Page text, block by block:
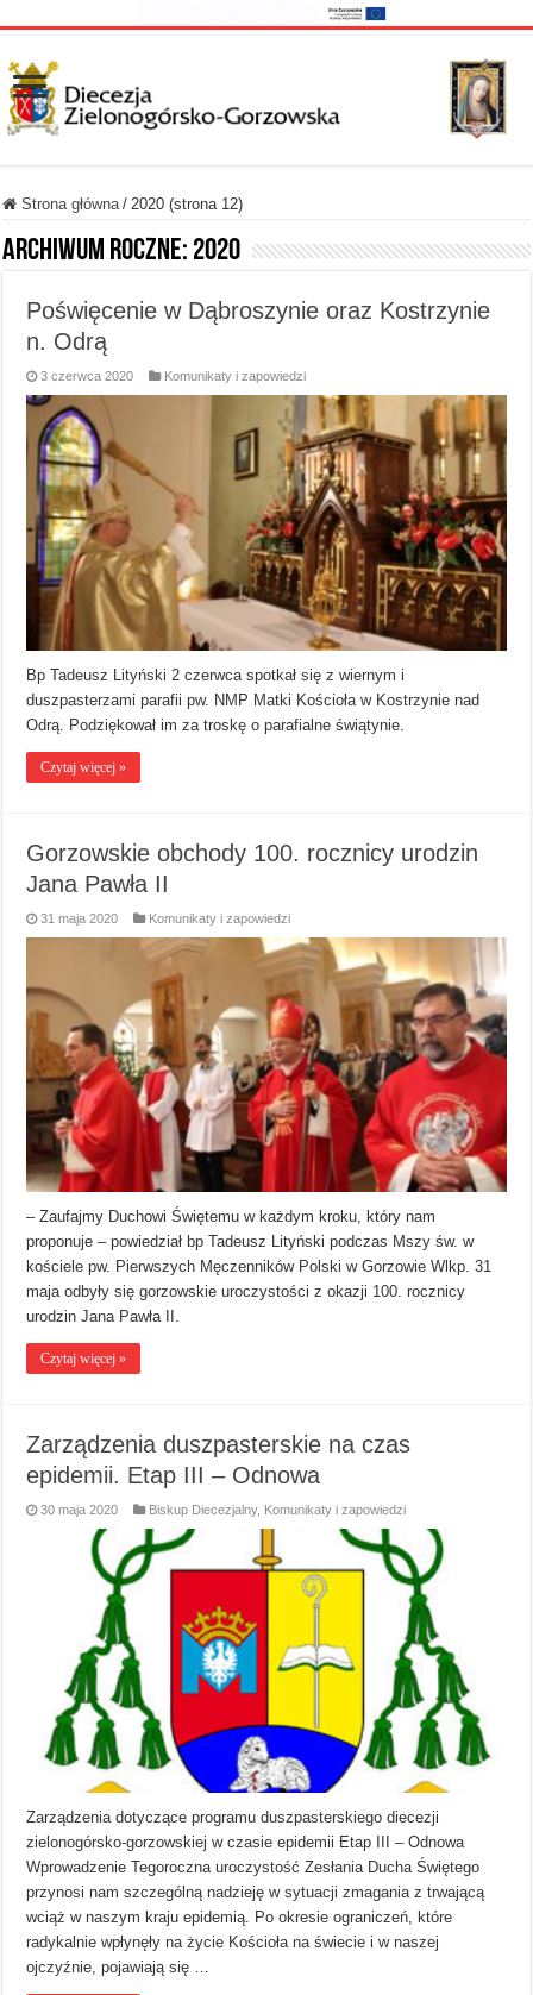
Strona główna / 2020 (strona 12)
Archiwum roczne: 2020
Poświęcenie w Dąbroszynie oraz Kostrzynie
n. Odrą
3 czerwca 2020 Komunikaty i zapowiedzi
Bp Tadeusz Lityński 2 czerwca spotkał się z wiernym i
duszpasterzami parafii pw. NMP Matki Kościoła w Kostrzynie nad
Odrą. Podziękował im za troskę o parafialne świątynie.
Czytaj więcej »
Gorzowskie obchody 100. rocznicy urodzin
Jana Pawła II
31 maja 2020 Komunikaty i zapowiedzi
– Zaufajmy Duchowi Świętemu w każdym kroku, który nam
proponuje – powiedział bp Tadeusz Lityński podczas Mszy św. w
kościele pw. Pierwszych Męczenników Polski w Gorzowie Wlkp. 31
maja odbyły się gorzowskie uroczystości z okazji 100. rocznicy
urodzin Jana Pawła II.
Czytaj więcej »
Zarządzenia duszpasterskie na czas
epidemii. Etap III – Odnowa
30 maja 2020 Biskup Diecezjalny, Komunikaty i zapowiedzi
Zarządzenia dotyczące programu duszpasterskiego diecezji
zielonogórsko-gorzowskiej w czasie epidemii Etap III – Odnowa
Wprowadzenie Tegoroczna uroczystość Zesłania Ducha Świętego
przynosi nam szczególną nadzieję w sytuacji zmagania z trwającą
wciąż w naszym kraju epidemią. Po okresie ograniczeń, które
radykalnie wpłynęły na życie Kościoła na świecie i w naszej
ojczyźnie, pojawiają się …